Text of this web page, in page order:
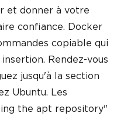
et donner à votre
confiance. Docker
copiable qui
Rendez-vous
jusqu'à la section
Ubuntu. Les
the apt repository"